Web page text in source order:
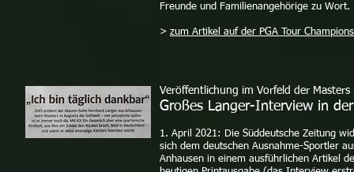
Freunde und Familienangehörige zu Wort.
> zum Artikel auf der PGA Tour
Veröffentlichung im Vorfeld der Masters
Großes Langer-Interview in
1. April 2021: Die Süddeutsche Zeitung
sich dem deutschen Ausnahme-Sportler
Anhausen in einem ausführlichen Artikel